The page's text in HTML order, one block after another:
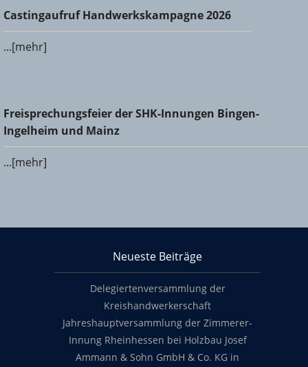
Castingaufruf Handwerkskampagne 2026
Castingaufruf Handwerkskampagne 2026
...[mehr]
Freisprechungsfeier der SHK-Innungen Bingen-Ingelheim
und Mainz
Freisprechungsfeier der SHK-Innungen Bingen-
Ingelheim und Mainz
...[mehr]
Neueste Beiträge
Delegiertenversammlung der
Kreishandwerkerschaft
Jahreshauptversammlung der Zimmerer-
Innung Rheinhessen bei Holzbau Josef
Ammann & Sohn GmbH & Co. KG in